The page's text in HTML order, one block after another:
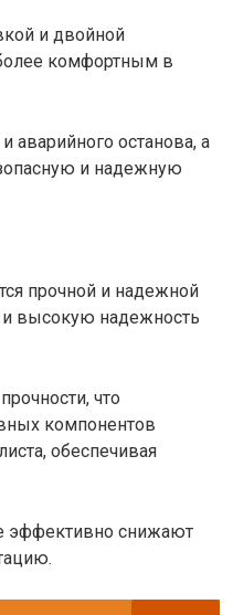
и двойной
комфортным в
аварийного останова, а
и надежную
прочной и надежной
и высокую надежность
что
компонентов
обеспечивая
эффективно снижают